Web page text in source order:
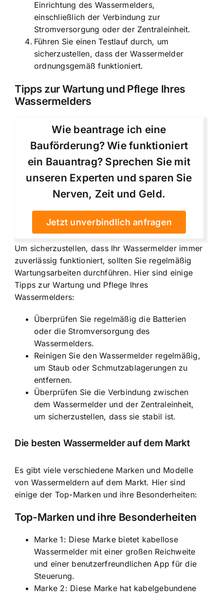
Einrichtung des Wassermelders,
einschließlich der Verbindung zur
Stromversorgung oder der Zentraleinheit.
Führen Sie einen Testlauf durch, um
sicherzustellen, dass der Wassermelder
ordnungsgemäß funktioniert.
Tipps zur Wartung und Pflege Ihres
Wassermelders
Wie beantrage ich eine
Bauförderung? Wie funktioniert
ein Bauantrag? Sprechen Sie mit
unseren Experten und sparen Sie
Nerven, Zeit und Geld.
Jetzt unverbindlich anfragen
Um sicherzustellen, dass Ihr Wassermelder immer
zuverlässig funktioniert, sollten Sie regelmäßig
Wartungsarbeiten durchführen. Hier sind einige
Tipps zur Wartung und Pflege Ihres
Wassermelders:
Überprüfen Sie regelmäßig die Batterien
oder die Stromversorgung des
Wassermelders.
Reinigen Sie den Wassermelder regelmäßig,
um Staub oder Schmutzablagerungen zu
entfernen.
Überprüfen Sie die Verbindung zwischen
dem Wassermelder und der Zentraleinheit,
um sicherzustellen, dass sie stabil ist.
Die besten Wassermelder auf dem Markt
Es gibt viele verschiedene Marken und Modelle
von Wassermeldern auf dem Markt. Hier sind
einige der Top-Marken und ihre Besonderheiten:
Top-Marken und ihre Besonderheiten
Marke 1: Diese Marke bietet kabellose
Wassermelder mit einer großen Reichweite
und einer benutzerfreundlichen App für die
Steuerung.
Marke 2: Diese Marke hat kabelgebundene